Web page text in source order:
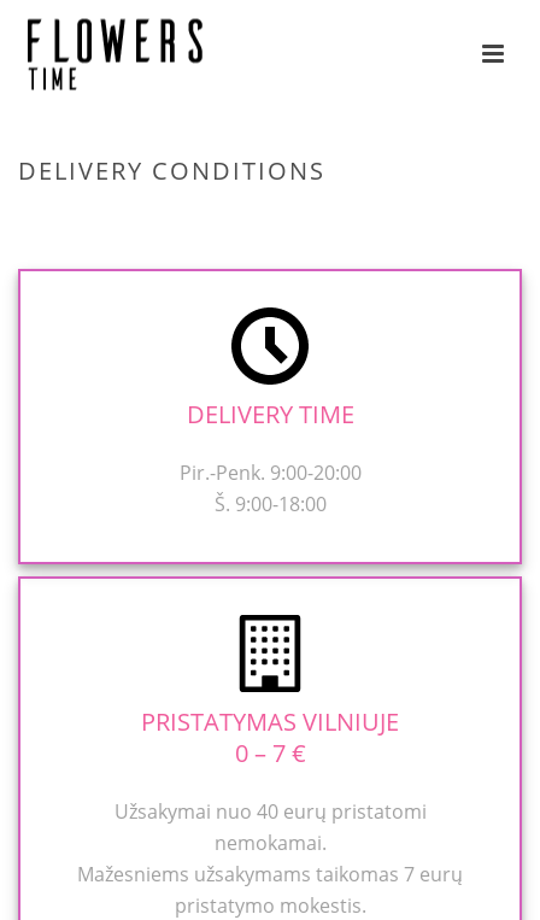
DELIVERY CONDITIONS
DELIVERY TIME
Pir.-Penk. 9:00-20:00
Š. 9:00-18:00
PRISTATYMAS VILNIUJE
0 – 7 €
Užsakymai nuo 40 eurų pristatomi
nemokamai.
Mažesniems užsakymams taikomas 7 eurų
pristatymo mokestis.